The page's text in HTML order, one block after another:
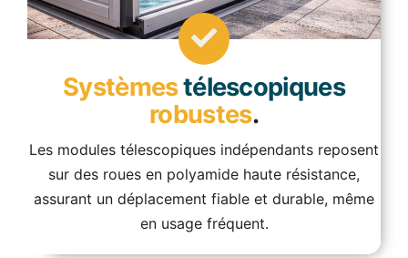
Systèmestélescopiques
robustes.
Les modules télescopiques indépendants reposent
sur des roues en polyamide haute résistance,
assurant un déplacement fiable et durable, même
en usage fréquent.